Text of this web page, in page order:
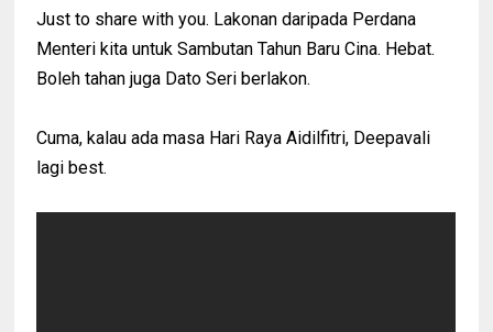
Just to share with you. Lakonan daripada Perdana
Menteri kita untuk Sambutan Tahun Baru Cina. Hebat.
Boleh tahan juga Dato Seri berlakon.
Cuma, kalau ada masa Hari Raya Aidilfitri, Deepavali
lagi best.